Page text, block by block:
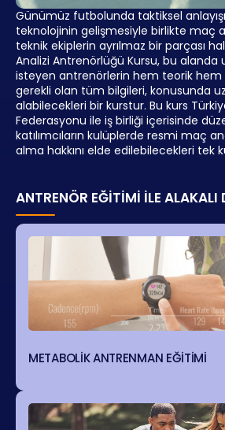
Günümüz futbolunda taktiksel
teknolojinin gelişmesiyle birlikte maç
teknik ekiplerin ayrılmaz bir parçası
Analizi Antrenörlüğü Kursu, bu alanda
isteyen antrenörlerin hem teorik hem
gerekli olan tüm bilgileri, konusunda
alabilecekleri bir kurstur. Bu kurs
Federasyonu ile iş birliği içerisinde
katılımcıların kulüplerde resmi maç
alma hakkını elde edilebilecekleri tek
ANTRENÖR EĞITIMI İLE ALAKALI
METABOLİK ANTRENMAN EĞİTİMİ